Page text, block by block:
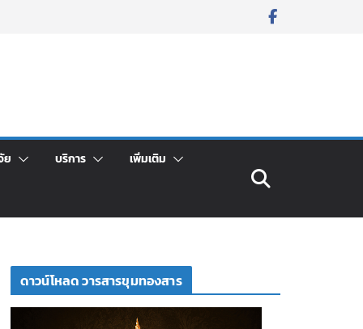
ย บริการ เพิ่มเติม
ดาวน์โหลด วารสารขุมทองสาร